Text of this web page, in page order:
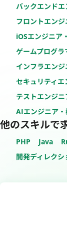
バックエンド
フロントエンジ
iOSエンジニ
ゲームプログ
インフラエンジ
セキュリティエ
テストエンジ
AIエンジニア
他のスキルで
PHP Java
開発ディレクシ